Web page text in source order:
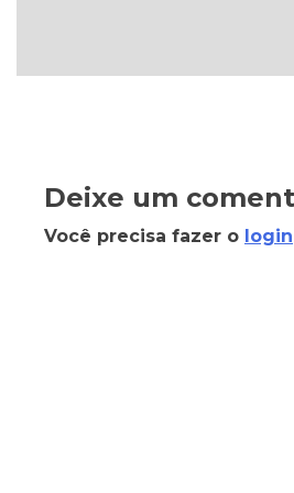
Deixe um
Você precisa fazer o login